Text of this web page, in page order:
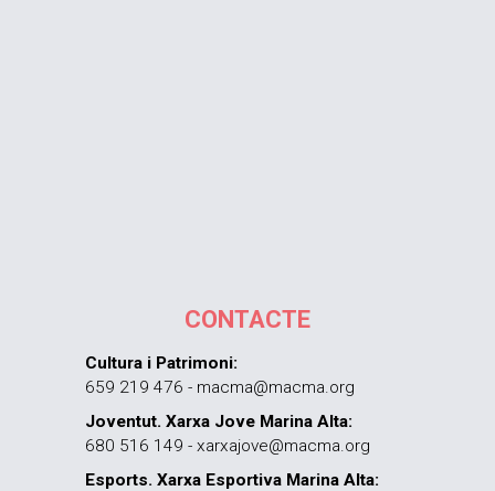
CONTACTE
Cultura i Patrimoni:
659 219 476 - macma@macma.org
Joventut. Xarxa Jove Marina Alta:
680 516 149 - xarxajove@macma.org
Esports. Xarxa Esportiva Marina Alta: